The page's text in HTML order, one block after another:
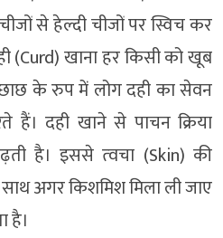
से हेल्दी चीजों पर स्विच कर
खाना हर किसी को खूब
के रुप में लोग दही का सेवन
दही खाने से पाचन क्रिया
है। इससे त्‍वचा (Skin) की
अगर किशमिश मिला ली जाए
है।